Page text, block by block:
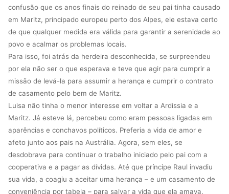
confusão que os anos finais do reinado de seu pai tinha causado
em Maritz, principado europeu perto dos Alpes, ele estava certo
de que qualquer medida era válida para garantir a serenidade ao
povo e acalmar os problemas locais.
Para isso, foi atrás da herdeira desconhecida, se surpreendeu
por ela não ser o que esperava e teve que agir para cumprir a
missão de levá-la para assumir a herança e cumprir o contrato
de casamento pelo bem de Maritz.
Luisa não tinha o menor interesse em voltar a Ardissia e a
Maritz. Já esteve lá, percebeu como eram pessoas ligadas em
aparências e conchavos políticos. Preferia a vida de amor e
afeto junto aos pais na Austrália. Agora, sem eles, se
desdobrava para continuar o trabalho iniciado pelo pai com a
cooperativa e a pagar as dívidas. Até que príncipe Raul invadiu
sua vida, a coagiu a aceitar uma herança – e um casamento de
conveniência por tabela – para salvar a vida que ela amava.